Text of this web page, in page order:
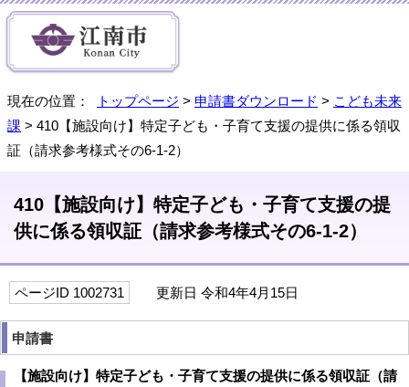
現在の位置： トップページ > 申請書ダウンロード > こども未来
課 > 410【施設向け】特定子ども・子育て支援の提供に係る領収
証（請求参考様式その6-1-2）
410【施設向け】特定子ども・子育て支援の提
供に係る領収証（請求参考様式その6-1-2）
ページID 1002731 更新日 令和4年4月15日
申請書
【施設向け】特定子ども・子育て支援の提供に係る領収証（請